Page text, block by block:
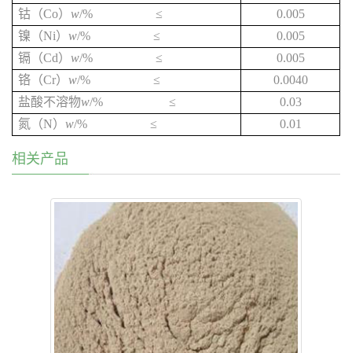
钴（Co）w/% ≤
0.005
镍（Ni）w/% ≤
0.005
镉（Cd）w/% ≤
0.005
铬（Cr）w/% ≤
0.0040
盐酸不溶物w/% ≤
0.03
氮（N）w/% ≤ 0.01
相关产品